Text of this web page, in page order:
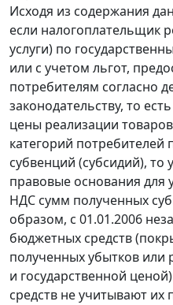
Исходя из содержания
если налогоплательщик
услуги) по
или с учетом льгот,
потребителям согласно
законодательству, то
цены реализации товаров
категорий
субвенций (субсидий), то
правовые основания для
НДС сумм полученных
образом, с 01.01.2006
бюджетных средств
полученных убытков или
и государственной
средств не учитывают